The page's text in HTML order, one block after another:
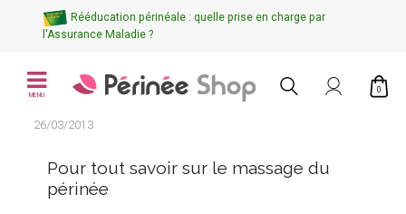
Rééducation périnéale : quelle prise en charge par
l'Assurance Maladie ?
MENU
0
26/03/2013
Pour tout savoir sur le massage du
périnée